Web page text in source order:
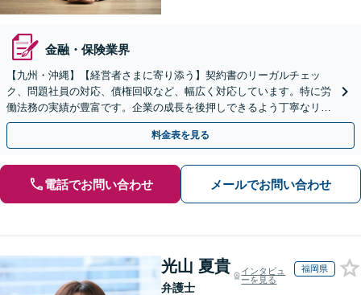
金融・保険業界
【九州・沖縄】【経営者さまに寄り添う】契約書のリーガルチェッ
ク、問題社員の対応、債権回収など、幅広く対応しています。特に労
働法務の実績が豊富です。企業の成長を後押しできるよう丁寧なリー
ガルサービスを提供いたします。
料金表を見る
電話でお問い合わせ メールでお問い合わせ
光山 夏貴
弁護士
インタビュ
ーを見る
福岡県